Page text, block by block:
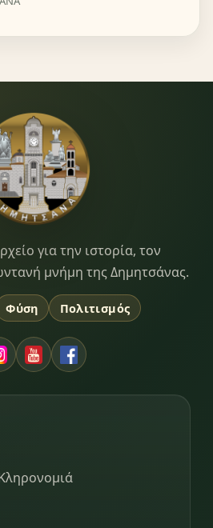
για την ιστορία, τον
μνήμη της Δημητσάνας.
Φύση Πολιτισμός